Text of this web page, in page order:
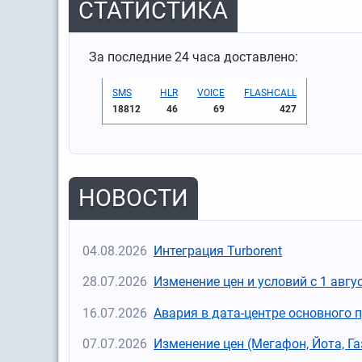
СТАТИСТИКА
За последние 24 часа доставлено:
SMS HLR VOICE
FLASHCALL
18812
46 69 427
НОВОСТИ
04.08.2026 Интеграция Turborent
28.07.2026 Изменение цен и условий с 1
16.07.2026 Авария в дата-центре основного
07.07.2026 Изменение цен (Мегафон, Йота,